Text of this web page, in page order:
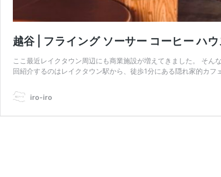
越谷 | フライング ソーサー コーヒー
ここ最近レイクタウン周辺にも商業施設が増えてきました。 そ
回紹介するのはレイクタウン駅から、徒歩1分にある隠れ家的カ
iro-iro